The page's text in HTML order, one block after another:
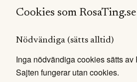
Cookies som
Nödvändiga (sätts alltid)
Inga nödvändiga cookies sätts
Sajten fungerar utan cookies.